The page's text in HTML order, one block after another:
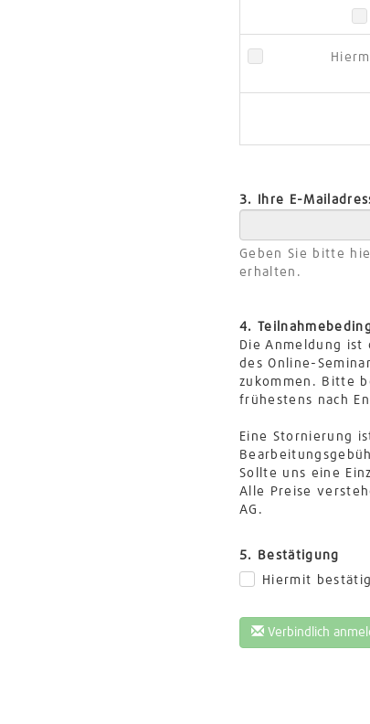
3. Ihre E-
Geben Sie bitte
erhalten.
4.
Die Anmeldung
des Online-
zukommen. Bitte
frühestens nach
Eine Stornierung
Sollte uns eine
Alle Preise
AG.
5. Bestätigung
Hiermit
Verbindlich